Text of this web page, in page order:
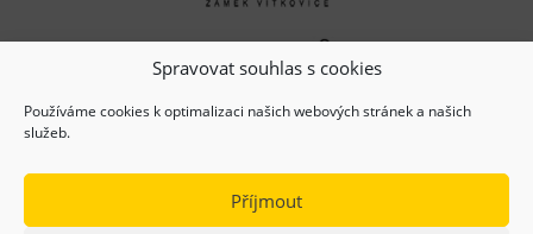
Spravovat souhlas s cookies
Používáme cookies k optimalizaci našich webových stránek a našich
služeb.
Příjmout